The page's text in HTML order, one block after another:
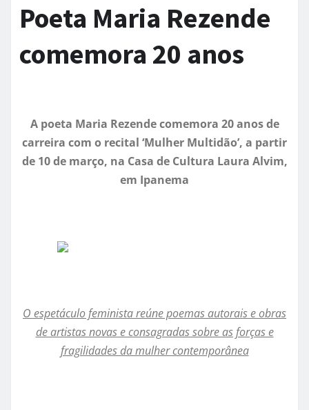
Poeta Maria Rezende
comemora 20 anos
A poeta Maria Rezende comemora 20 anos de
carreira com o recital ‘Mulher Multidão’, a partir
de 10 de março, na Casa de Cultura Laura Alvim,
em Ipanema
O espetáculo feminista reúne poemas autorais e obras
de artistas novas e consagradas sobre as forças e
fragilidades da mulher contemporânea